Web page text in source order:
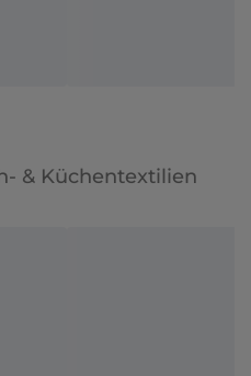
& Küchentextilien